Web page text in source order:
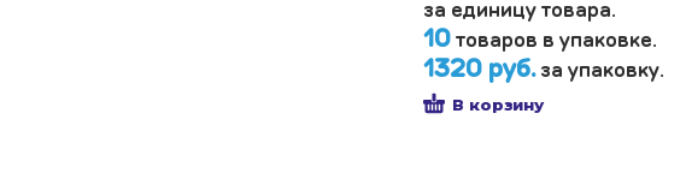
за единицу товара.
10 товаров в упаковке.
1320 руб.за упаковку.
В корзину